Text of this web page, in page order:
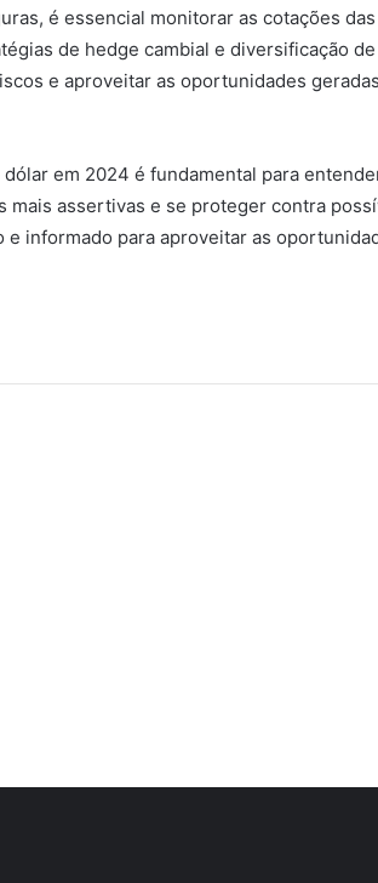
é essencial monitorar as cotações
de hedge cambial e diversificação de
e aproveitar as oportunidades
em 2024 é fundamental para
assertivas e se proteger contra
informado para aproveitar as